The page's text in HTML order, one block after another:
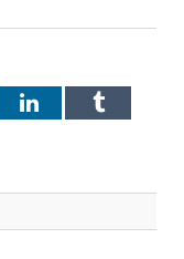
LinkedInTumblr